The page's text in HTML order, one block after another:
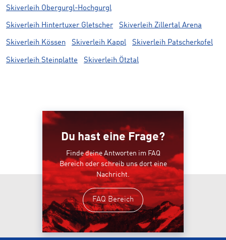
Skiverleih Obergurgl-Hochgurgl
Skiverleih Hintertuxer Gletscher Skiverleih Zillertal Arena
Skiverleih Kössen Skiverleih Kappl Skiverleih Patscherkofel
Skiverleih Steinplatte Skiverleih Ötztal
Du hast eine Frage?
Finde deine Antworten im FAQ
Bereich oder schreib uns dort eine
Nachricht.
FAQ Bereich